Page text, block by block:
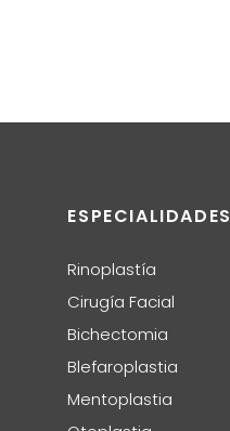
ESPECIALIDADES
Rinoplastía
Cirugía Facial
Bichectomia
Blefaroplastia
Mentoplastia